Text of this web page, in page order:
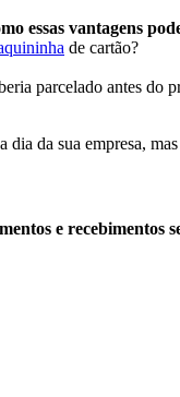
essas vantagens
de cartão?
parcelado antes do
da sua empresa,
e recebimentos